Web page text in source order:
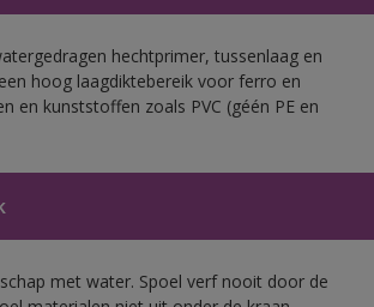
hechtprimer, tussenlaag en
hoog laagdiktebereik voor ferro en
en kunststoffen zoals PVC (géén PE en
met water. Spoel verf nooit door de